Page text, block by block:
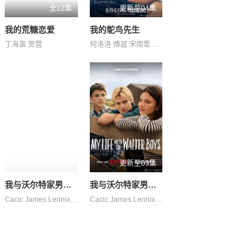
全12集
我的荒糖恋爱
丁海寅 贺营
更新至04集
我的鸵鸟先生
何洛洛 傅迦 宋雨霏 常铖 方晓东 王若衫 胡晓龙 苏晓彤 董璇 许淇杰 贾笑涵 陈冠甯
我与沃尔特家男孩的生活第三季
Cacic James Lennix Naveen Paddock Sally 保罗·麦克吉莱恩 妮基·罗德里格斯 杰克·曼利 柯瑞·福格尔玛尼斯 米娅·洛韦 约翰尼·林克 艾琳·卡普拉克 艾萨克·阿雷兰尼斯 诺亚·拉朗德 迈尔斯·佩雷斯 阿什比·金特里 马克·布鲁卡斯
更新至03集
我与沃尔特家男孩的生活 第三季
Cacic James Lennix Naveen Paddock Sally 保罗·麦克吉莱恩 妮基·罗德里格斯 杰克·曼利 柯瑞·福格尔玛尼斯 米娅·洛韦 约翰尼·林克 艾琳·卡普拉克 艾萨克·阿雷兰尼斯 诺亚·拉朗德 迈尔斯·佩雷斯 阿什比·金特里 马克·布鲁卡斯